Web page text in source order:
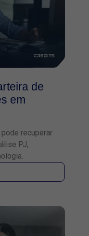
de
em
recuperar
PJ,